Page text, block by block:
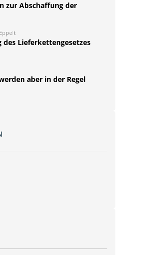
zur Abschaffung der
des Lieferkettengesetzes
aber in der Regel